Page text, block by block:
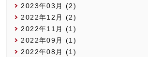
2023年03月 (2)
2022年12月 (2)
2022年11月 (1)
2022年09月 (1)
2022年08月 (1)